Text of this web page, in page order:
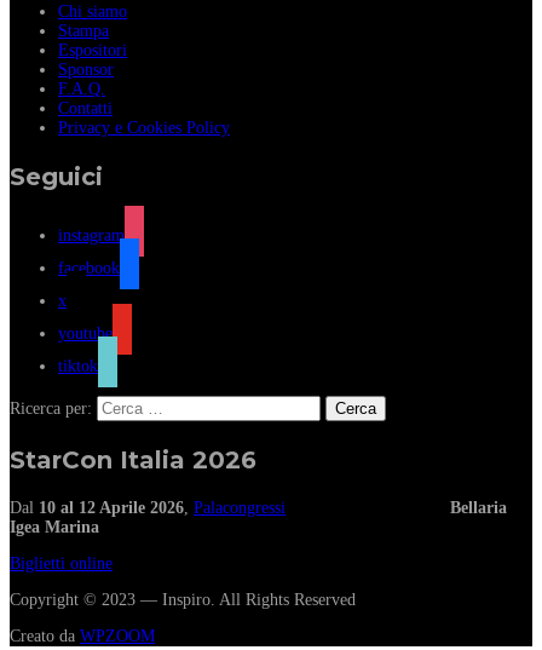
Chi siamo
Stampa
Espositori
Sponsor
F.A.Q.
Contatti
Privacy e Cookies Policy
Seguici
instagram
facebook
x
youtube
tiktok
Ricerca per:
StarCon Italia 2026
Dal 10 al 12 Aprile 2026 Palacongressi
Bellaria
Igea Marina
Biglietti online
Copyright © 2023 — Inspiro. All Rights Reserved
Creato da WPZOOM